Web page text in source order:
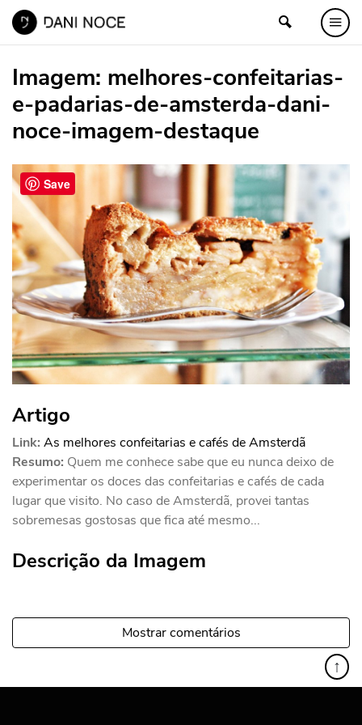
Imagem: melhores-confeitarias-
e-padarias-de-amsterda-dani-
noce-imagem-destaque
Artigo
Link: As melhores confeitarias e cafés de Amsterdã
Resumo: Quem me conhece sabe que eu nunca deixo de
experimentar os doces das confeitarias e cafés de cada
lugar que visito. No caso de Amsterdã, provei tantas
sobremesas gostosas que fica até mesmo...
Descrição da Imagem
Mostrar comentários
↑
Save